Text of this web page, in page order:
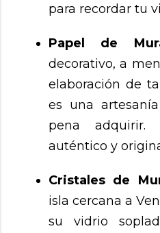
para recordar tu
Papel de
decorativo, a
elaboración de
es una
pena
auténtico y
Cristales de
isla cercana a
su vidrio